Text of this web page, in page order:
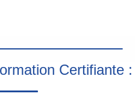
Certifiante :